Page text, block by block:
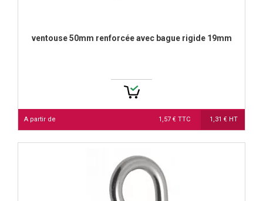
ventouse 50mm renforcée avec bague rigide 19mm
A partir de 1,57 € TTC 1,31 € HT